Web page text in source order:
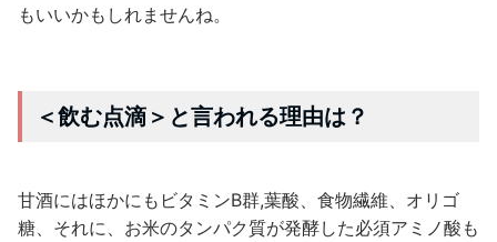
もいいかもしれませんね。
＜飲む点滴＞と言われる理由は？
甘酒にはほかにもビタミンB群,葉酸、食物繊維、オリゴ
糖、それに、お米のタンパク質が発酵した必須アミノ酸も